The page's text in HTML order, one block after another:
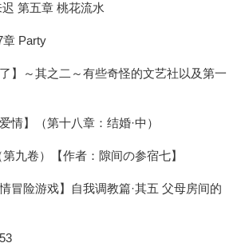
迟 第五章 桃花流水
章 Party
】～其之二～有些奇怪的文艺社以及第一
情】（第十八章：结婚·中）
第九卷）【作者：隙间の参宿七】
冒险游戏】自我调教篇·其五 父母房间的